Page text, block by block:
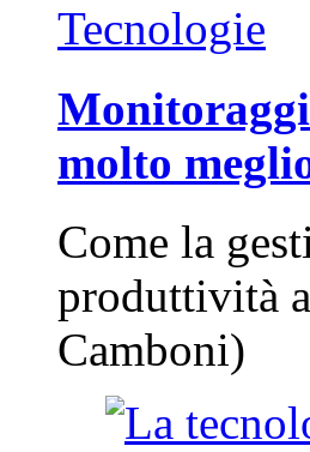
Tecnologie
molto
Come la
produttività
Camboni)